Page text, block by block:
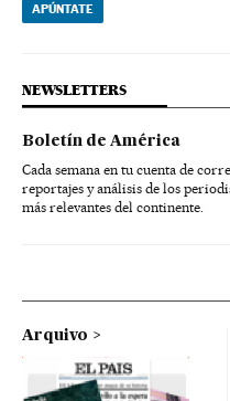
APÚNTATE
NEWSLETTERS
Boletín de América
Cada semana en tu cuenta de
reportajes y análisis de los
más relevantes del continente.
Arquivo